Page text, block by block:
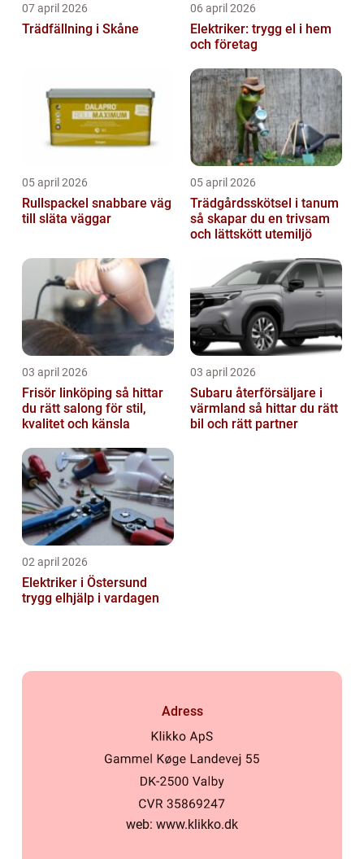
07 april 2026
Trädfällning i Skåne
06 april 2026
Elektriker: trygg el i hem
och företag
05 april 2026
Rullspackel snabbare väg
till släta väggar
05 april 2026
Trädgårdsskötsel i tanum
så skapar du en trivsam
och lättskött utemiljö
03 april 2026
Frisör linköping så hittar
du rätt salong för stil,
kvalitet och känsla
03 april 2026
Subaru återförsäljare i
värmland så hittar du rätt
bil och rätt partner
02 april 2026
Elektriker i Östersund
trygg elhjälp i vardagen
Adress
web: www.klikko.dk